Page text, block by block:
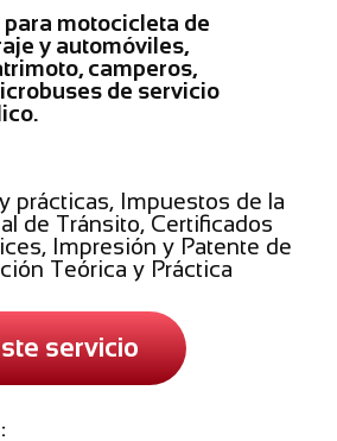
motocicleta de
y automóviles,
camperos,
de servicio
prácticas, Impuestos de la
de Tránsito, Certificados
Impresión y Patente de
Teórica y Práctica
servicio